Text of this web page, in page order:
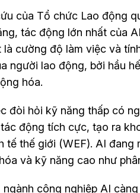
của Tổ chức Lao động
tác động lớn nhất của
cường độ làm việc và
người lao động, bởi hầu
hóa.
đòi hỏi kỹ năng thấp có
động tích cực, tạo ra
tế thế giới (WEF). AI
và kỹ năng cao như
ngành công nghiệp AI